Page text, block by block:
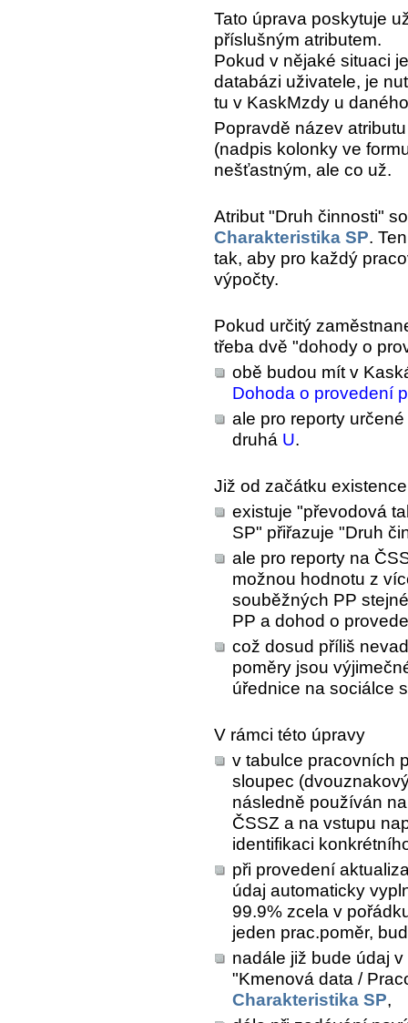
Tato úprava poskytuje
příslušným atributem.
Pokud v nějaké situaci
databázi uživatele, je
tu v KaskMzdy u
Popravdě název
(nadpis kolonky ve
nešťastným, ale co už.
Atribut "Druh činnosti"
Charakteristika SP.
tak, aby pro každý
výpočty.
Pokud určitý
třeba dvě "dohody o
obě budou mít v
Dohoda o provedení
ale pro reporty
druhá U.
Již od začátku
existuje "převodová
SP" přiřazuje "Druh
ale pro reporty na
možnou hodnotu z
souběžných PP
PP a dohod o
což dosud příliš
poměry jsou
úřednice na sociálce
V rámci této úpravy
v tabulce pracovních
sloupec
následně používán
ČSSZ a na vstupu
identifikaci
při provedení
údaj automaticky
99.9% zcela v
jeden prac.poměr,
nadále již bude údaj
"Kmenová data /
Charakteristika SP,